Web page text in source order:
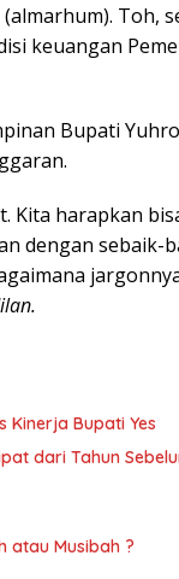
Toh,
keuangan
Bupati
Kita harapkan
dengan sebaik-
Kinerja Bupati Yes
dari Tahun
atau Musibah ?